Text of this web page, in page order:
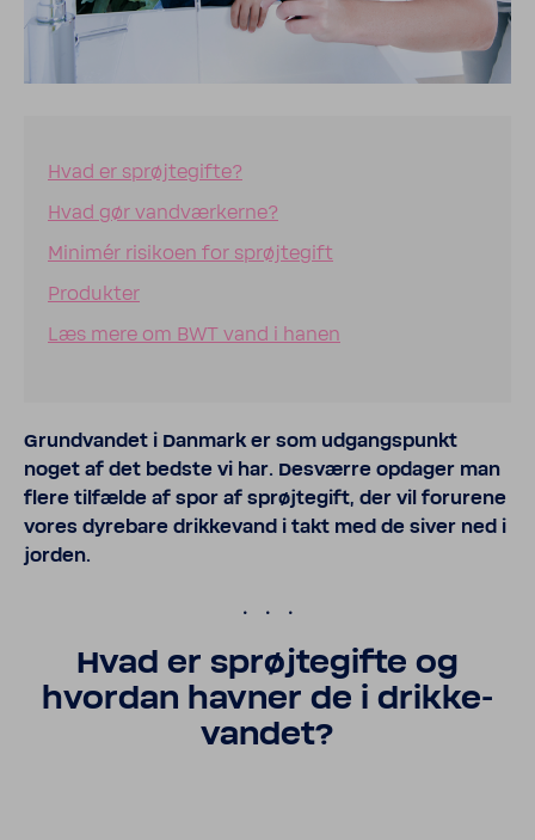
Hvad er sprøjtegifte?
Hvad gør vandværkerne?
Minimér risikoen for sprøjtegift
Produkter
Læs mere om BWT vand i hanen
Grund­vandet i Danmark er som udgangs­punkt
noget af det bedste vi har. Desværre opdager man
flere tilfælde af spor af sprøj­te­gift, der vil foru­rene
vores dyre­bare drik­ke­vand i takt med de siver ned i
jorden.
.
Hvad er sprøj­te­gifte og
hvordan havner de i drik­ke­
vandet?